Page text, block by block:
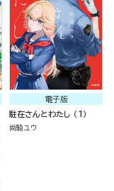
電子版
駐在さんとわたし （1）
尚騎ユウ